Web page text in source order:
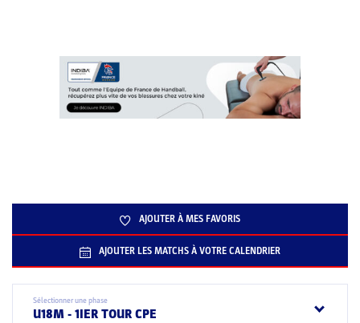
AJOUTER À MES FAVORIS
AJOUTER LES MATCHS À VOTRE CALENDRIER
Sélectionner une phase
U18M - 1IER TOUR CPE